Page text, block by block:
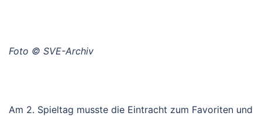
Foto © SVE-Archiv
Am 2. Spieltag musste die Eintracht zum Favoriten und